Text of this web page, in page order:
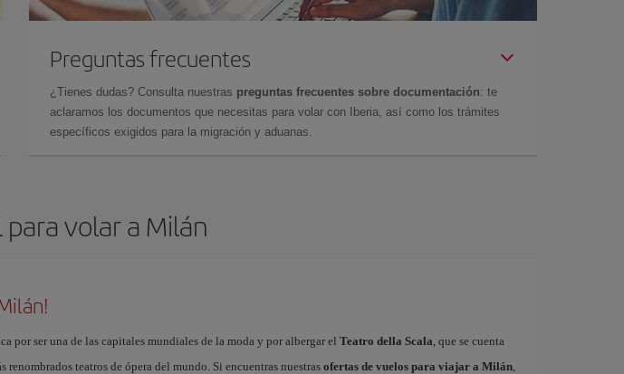
Preguntas frecuentes
¿Tienes dudas? Consulta nuestras preguntas frecuentes sobre documentación: te
aclaramos los documentos que necesitas para volar con Iberia, así como los trámites
específicos exigidos para la migración y aduanas.
volar a Milán
por ser una de las capitales mundiales de la moda y por albergar el Teatro della Scala, que se cuenta
renombrados teatros de ópera del mundo. Si encuentras nuestras ofertas de vuelos para viajar a Milán,